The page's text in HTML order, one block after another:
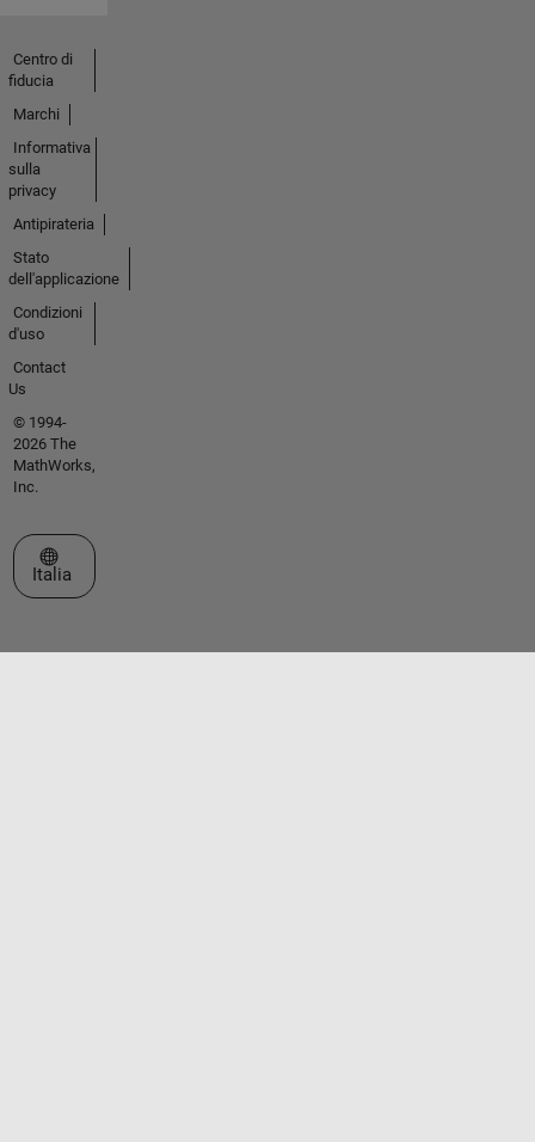
Centro di
fiducia
Marchi
Informativa
sulla
privacy
Antipirateria
Stato
dell'applicazione
Condizioni
d'uso
Contact
Us
© 1994-
2026 The
MathWorks,
Inc.
Seleziona un sito web
Italia